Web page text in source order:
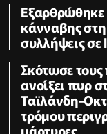
Εξαρθρώθηκε
κάνναβης
συλλήψεις σε
Σκότωσε
ανοίξει πυρ
Ταϊλάνδη-
τρόμου
μάρτυρες